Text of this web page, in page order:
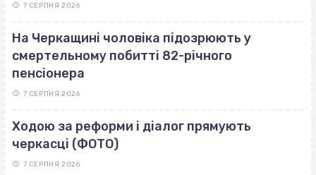
7 СЕРПНЯ 2026
На Черкащині чоловіка підозрюють у
смертельному побитті 82-річного
пенсіонера
7 СЕРПНЯ 2026
Ходою за реформи і діалог прямують
черкасці (ФОТО)
7 СЕРПНЯ 2026